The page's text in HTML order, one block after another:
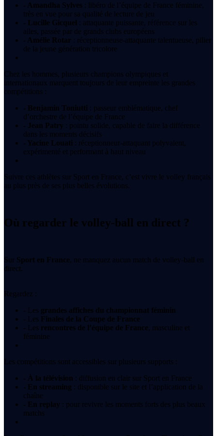
- Amandha Sylves : libéro de l’équipe de France féminine,
très en vue pour sa qualité de lecture de jeu
- Lucille Gicquel : attaquante puissante, référence sur les
ailes, passée par de grands clubs européens
- Amélie Rotar : réceptionneuse-attaquante talentueuse, pilier
de la jeune génération tricolore
Chez les hommes, plusieurs champions olympiques et
internationaux marquent toujours de leur empreinte les grandes
compétitions :
- Benjamin Toniutti : passeur emblématique, chef
d’orchestre de l’équipe de France
- Jean Patry : pointu solide, capable de faire la différence
dans les moments décisifs
- Yacine Louati : réceptionneur-attaquant polyvalent,
expérimenté et performant à haut niveau
Suivre ces athlètes sur Sport en France, c’est vivre le volley français
au plus près de ses plus belles évolutions.
Où regarder le volley-ball en direct ?
Sur Sport en France, ne manquez aucun match de volley-ball en
direct.
Regardez :
- Les grandes affiches du championnat féminin
- Les Finales de la Coupe de France
- Les rencontres de l’équipe de France, masculine et
féminine
Les compétitions sont accessibles sur plusieurs supports :
- À la télévision : diffusion en clair sur Sport en France
- En streaming : disponible sur le site et l’application de la
chaîne
- En replay : pour revivre les moments forts des plus beaux
matchs